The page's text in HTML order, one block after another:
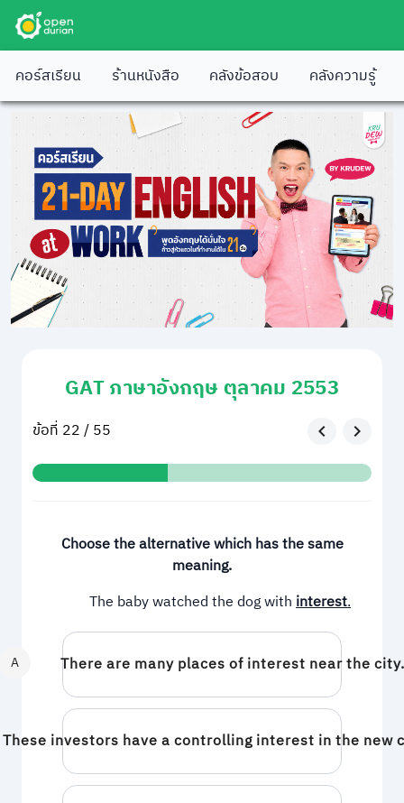
คอร์สเรียน ร้านหนังสือ คลังข้อสอบ คลังความรู้
GAT ภาษาอังกฤษ ตุลาคม 2553
ข้อที่ 22 / 55
Choose the alternative which has the same
meaning.
The baby watched the dog withinterest.
A There are many places of interest near the
These investors have a controlling interest in the new